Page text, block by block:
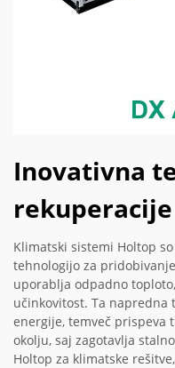
Inovativna
Klimatski sistemi Holtop
tehnologijo za
uporablja odpadno
učinkovitost. Ta
energije, temveč prispeva
okolju, saj zagotavlja
Holtop za klimatske